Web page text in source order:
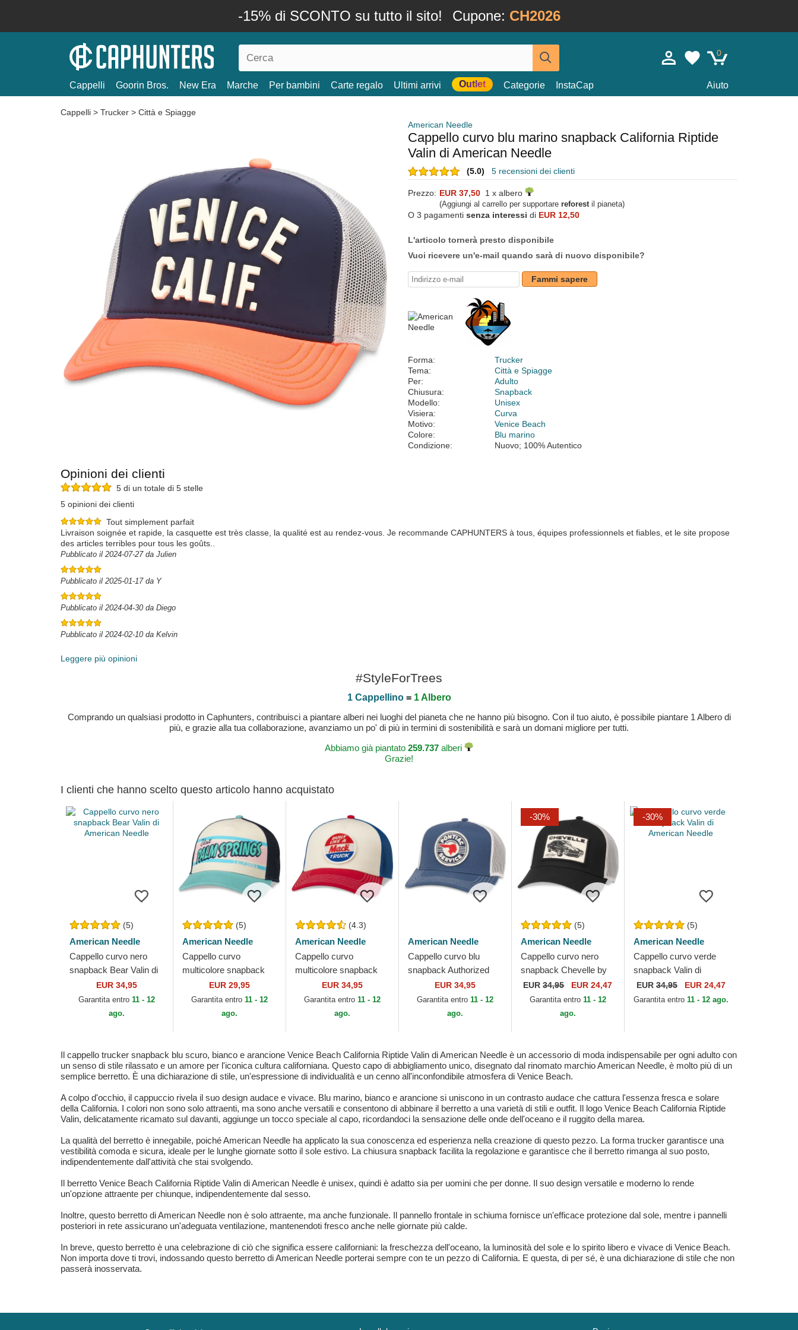
-15% di SCONTO su tutto il sito! Cupone: CH2026
0
Cappelli Goorin Bros. New Era Marche Per bambini Carte regalo Ultimi arrivi Outlet Categorie InstaCap Aiuto
Cappelli > Trucker > Città e Spiagge
American Needle
Cappello curvo blu marino snapback California Riptide
Valin di American Needle
(5.0) 5 recensioni dei clienti
Prezzo: EUR 37,50 1 x albero
(Aggiungi al carrello per supportare reforestil pianeta)
O 3 pagamenti senza interessi di EUR 12,50
L'articolo tornerà presto disponibile
Vuoi ricevere un'e-mail quando sarà di nuovo disponibile?
Fammi sapere
Forma:
Trucker
Tema:
Città e Spiagge
Per:
Adulto
Chiusura:
Snapback
Modello:
Unisex
Visiera:
Curva
Motivo:
Venice Beach
Colore:
Blu marino
Condizione:
Nuovo; 100% Autentico
Opinioni dei clienti
5 di un totale di 5 stelle
5 opinioni dei clienti
Tout simplement parfait
Livraison soignée et rapide, la casquette est très classe, la qualité est au rendez-vous. Je recommande CAPHUNTERS à tous, équipes professionnels et fiables, et le site propose
des articles terribles pour tous les goûts..
Pubblicato il 2024-07-27 da Julien
Pubblicato il 2025-01-17 da Y
Pubblicato il 2024-04-30 da Diego
Pubblicato il 2024-02-10 da Kelvin
Leggere più opinioni
#StyleForTrees
1 Cappellino= 1 Albero
Comprando un qualsiasi prodotto in Caphunters, contribuisci a piantare alberi nei luoghi del pianeta che ne hanno più bisogno. Con il tuo aiuto, è possibile piantare 1 Albero di
più, e grazie alla tua collaborazione, avanziamo un po' di più in termini di sostenibilità e sarà un domani migliore per tutti.
Abbiamo già piantato 259.737 alberi
Grazie!
I clienti che hanno scelto questo articolo hanno acquistato
(5)
American Needle
Cappello curvo nero
snapback Bear Valin di
American Needle
EUR 34,95
Garantita entro 11 - 12
ago.
(5)
American Needle
Cappello curvo
multicolore snapback
California Sinclair di
American Needle
EUR 29,95
Garantita entro 11 - 12
ago.
(4.3)
American Needle
Cappello curvo
multicolore snapback
Twill Valin Patch di
American Needle
EUR 34,95
Garantita entro 11 - 12
ago.
American Needle
Cappello curvo blu
snapback Authorized
Service Valin di
American Needle
EUR 34,95
Garantita entro 11 - 12
ago.
-30%
(5)
American Needle
Cappello curvo nero
snapback Chevelle by
Valin di American
Needle
EUR34,95 EUR 24,47
Garantita entro 11 - 12
ago.
-30%
(5)
American Needle
Cappello curvo verde
snapback Valin di
American Needle
EUR 34,95 EUR 24,47
Garantita entro 11 - 12 ago.
Il cappello trucker snapback blu scuro, bianco e arancione Venice Beach California Riptide Valin di American Needle è un accessorio di moda indispensabile per ogni adulto con
un senso di stile rilassato e un amore per l'iconica cultura californiana. Questo capo di abbigliamento unico, disegnato dal rinomato marchio American Needle, è molto più di un
semplice berretto. È una dichiarazione di stile, un'espressione di individualità e un cenno all'inconfondibile atmosfera di Venice Beach.
A colpo d'occhio, il cappuccio rivela il suo design audace e vivace. Blu marino, bianco e arancione si uniscono in un contrasto audace che cattura l'essenza fresca e solare
della California. I colori non sono solo attraenti, ma sono anche versatili e consentono di abbinare il berretto a una varietà di stili e outfit. Il logo Venice Beach California Riptide
Valin, delicatamente ricamato sul davanti, aggiunge un tocco speciale al capo, ricordandoci la sensazione delle onde dell'oceano e il ruggito della marea.
La qualità del berretto è innegabile, poiché American Needle ha applicato la sua conoscenza ed esperienza nella creazione di questo pezzo. La forma trucker garantisce una
vestibilità comoda e sicura, ideale per le lunghe giornate sotto il sole estivo. La chiusura snapback facilita la regolazione e garantisce che il berretto rimanga al suo posto,
indipendentemente dall'attività che stai svolgendo.
Il berretto Venice Beach California Riptide Valin di American Needle è unisex, quindi è adatto sia per uomini che per donne. Il suo design versatile e moderno lo rende
un'opzione attraente per chiunque, indipendentemente dal sesso.
Inoltre, questo berretto di American Needle non è solo attraente, ma anche funzionale. Il pannello frontale in schiuma fornisce un'efficace protezione dal sole, mentre i pannelli
posteriori in rete assicurano un'adeguata ventilazione, mantenendoti fresco anche nelle giornate più calde.
In breve, questo berretto è una celebrazione di ciò che significa essere californiani: la freschezza dell'oceano, la luminosità del sole e lo spirito libero e vivace di Venice Beach.
Non importa dove ti trovi, indossando questo berretto di American Needle porterai sempre con te un pezzo di California. E questa, di per sé, è una dichiarazione di stile che non
passerà inosservata.